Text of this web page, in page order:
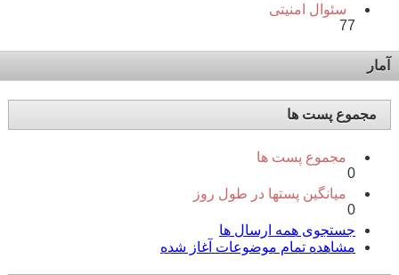
سئوال امنیتی
77
آمار
مجموع پست ها
مجموع پست ها
0
میانگین پستها در طول روز
0
جستجوی همه ارسال ها
مشاهده تمام موضوعات آغاز شده